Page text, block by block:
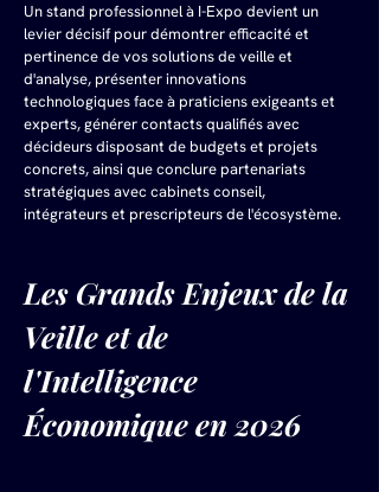
Un stand professionnel à I-Expo devient un
levier décisif pour démontrer efficacité et
pertinence de vos solutions de veille et
d'analyse, présenter innovations
technologiques face à praticiens exigeants et
experts, générer contacts qualifiés avec
décideurs disposant de budgets et projets
concrets, ainsi que conclure partenariats
stratégiques avec cabinets conseil,
intégrateurs et prescripteurs de l'écosystème.
Les Grands Enjeux de la
Veille et de
l'Intelligence
Économique en 2026